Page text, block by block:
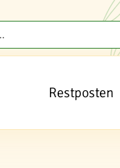
Restposten